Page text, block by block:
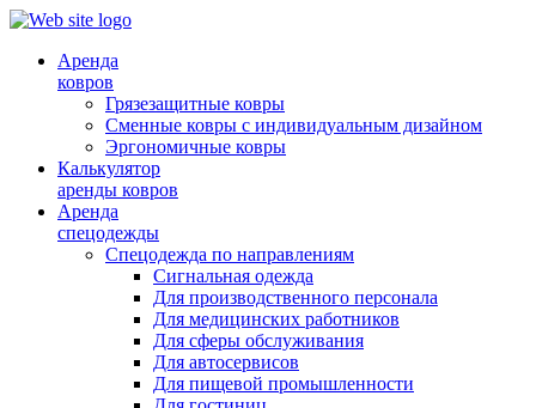
Аренда
ковров
Грязезащитные ковры
Сменные ковры с индивидуальным дизайном
Эргономичные ковры
Калькулятор
аренды ковров
Аренда
спецодежды
Спецодежда по направлениям
Сигнальная одежда
Для производственного персонала
Для медицинских работников
Для сферы обслуживания
Для автосервисов
Для пищевой промышленности